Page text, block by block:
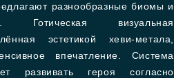
разнообразные биомы и
Готическая визуальная
эстетикой хеви-метала,
впечатление. Система
развивать героя согласно